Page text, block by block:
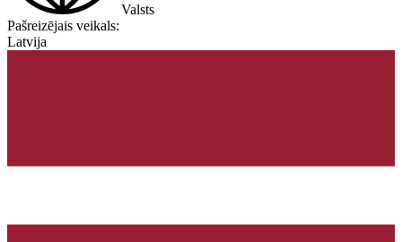
Valsts
Pašreizējais veikals:
Latvija